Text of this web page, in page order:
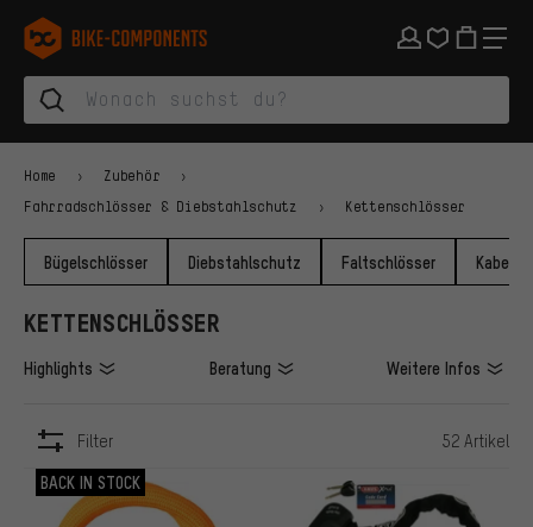
Zur Hauptnavigation springen
Zur Kategorienavigation springen
Zum Inhalt springen
Zu Marken und Newsletter springen
Zur Fußzeile springen
bike-components.de Startseite
Home Zubehör
Fahrradschlösser & Diebstahlschutz Kettenschlösser
Bügelschlösser Diebstahlschutz Faltschlösser
KETTENSCHLÖSSER
Highlights Beratung Weitere Infos
Filter 52 Artikel
ARTIKEL
BACK IN STOCK